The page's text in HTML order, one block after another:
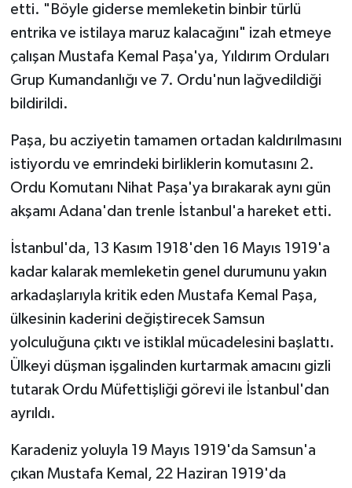
etti. "Böyle giderse memleketin binbir türlü
entrika ve istilaya maruz kalacağını" izah etmeye
çalışan Mustafa Kemal Paşa'ya, Yıldırım Orduları
Grup Kumandanlığı ve 7. Ordu'nun lağvedildiği
bildirildi.
Paşa, bu acziyetin tamamen ortadan kaldırılmasını
istiyordu ve emrindeki birliklerin komutasını 2.
Ordu Komutanı Nihat Paşa'ya bırakarak aynı gün
akşamı Adana'dan trenle İstanbul'a hareket etti.
İstanbul'da, 13 Kasım 1918'den 16 Mayıs 1919'a
kadar kalarak memleketin genel durumunu yakın
arkadaşlarıyla kritik eden Mustafa Kemal Paşa,
ülkesinin kaderini değiştirecek Samsun
yolculuğuna çıktı ve istiklal mücadelesini başlattı.
Ülkeyi düşman işgalinden kurtarmak amacını gizli
tutarak Ordu Müfettişliği görevi ile İstanbul'dan
ayrıldı.
Karadeniz yoluyla 19 Mayıs 1919'da Samsun'a
çıkan Mustafa Kemal, 22 Haziran 1919'da